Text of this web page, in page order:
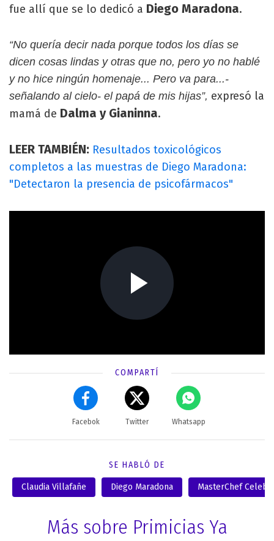
fue allí que se lo dedicó a Diego Maradona.
“No quería decir nada porque todos los días se
dicen cosas lindas y otras que no, pero yo no hablé
y no hice ningún homenaje... Pero va para...-
señalando al cielo- el papá de mis hijas”, expresó la
mamá de Dalma y Gianinna.
LEER TAMBIÉN: Resultados toxicológicos
completos a las muestras de Diego Maradona:
"Detectaron la presencia de psicofármacos"
COMPARTÍ
Facebok Twitter Whatsapp
SE HABLÓ DE
Claudia Villafañe Diego Maradona MasterChef
Más sobre Primicias Ya